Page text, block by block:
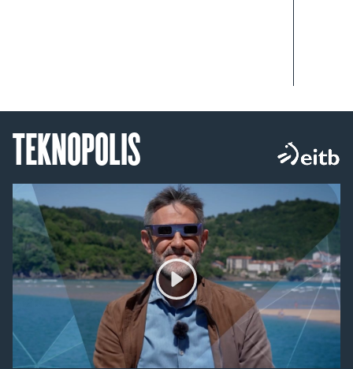
TEKNOPOLIS